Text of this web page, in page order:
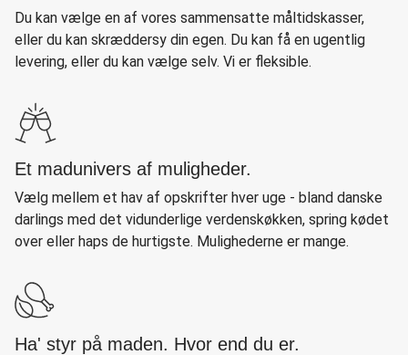
Du kan vælge en af vores sammensatte måltidskasser,
eller du kan skræddersy din egen. Du kan få en ugentlig
levering, eller du kan vælge selv. Vi er fleksible.
Et madunivers af muligheder.
Vælg mellem et hav af opskrifter hver uge - bland danske
darlings med det vidunderlige verdenskøkken, spring kødet
over eller haps de hurtigste. Mulighederne er mange.
Ha' styr på maden. Hvor end du er.